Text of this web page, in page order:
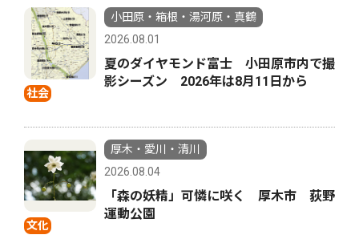
社会
小田原・箱根・湯河原・真鶴
2026.08.01
夏のダイヤモンド富士 小田原市内で撮
影シーズン 2026年は8月11日から
文化
厚木・愛川・清川
2026.08.04
「森の妖精」可憐に咲く 厚木市 荻野
運動公園